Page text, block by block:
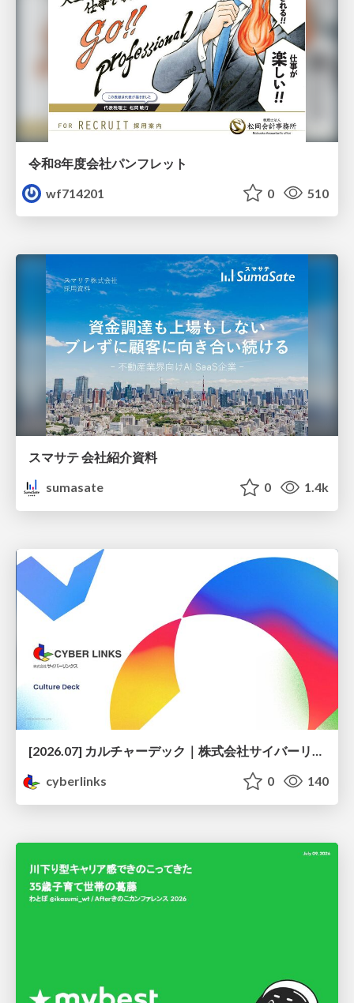
令和8年度会社パンフレット
wf714201
0 510
スマサテ 会社紹介資料
sumasate
0 1.4k
[2026.07] カルチャーデック｜株式会社サイバーリンクス
cyberlinks
0 140